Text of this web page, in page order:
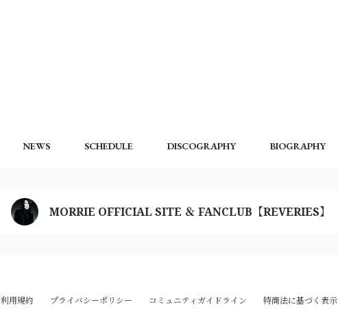
NEWS SCHEDULE DISCOGRAPHY BIOGRAPHY
MORRIE OFFICIAL SITE ＆ FANCLUB【REVERIES】
利用規約 プライバシーポリシー コミュニティガイドライン 特商法に基づく表示